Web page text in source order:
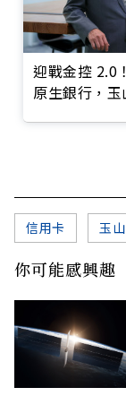
迎戰金控 2.0
原生銀行，
信用卡 玉
你可能感興趣